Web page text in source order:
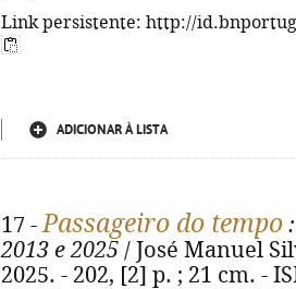
Link persistente: http://
ADICIONAR À LISTA
17 -Passageiro do tempo
2013 e 2025 / José Manuel
2025. - 202, [2] p. ; 21 cm. -